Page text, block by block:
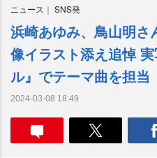
ニュース SNS発
浜崎あゆみ、鳥山明さ
像イラスト添え追悼
ル』でテーマ曲を担当
2024-03-08 18:49